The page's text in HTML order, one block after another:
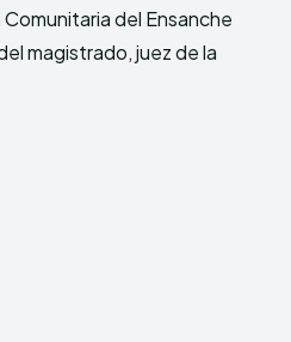
del Ensanche
magistrado, juez de la